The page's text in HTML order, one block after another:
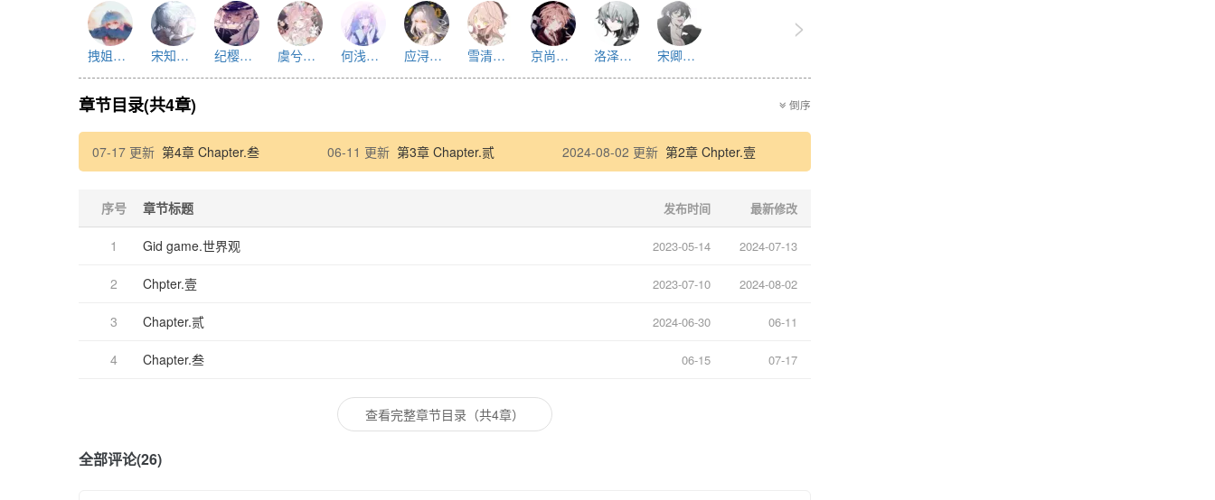
当你已经意识到这场“比赛”其实不过是对他们而言的一场游戏时，一切，都晚了，只能被迫受人摆布，像
一个提线木偶一般…
意义何在？
试图反抗，试图窥探，试图，一起活下去…
可惜，他们不是摆设.
也只可惜，他们的控制能力太强了.
这不禁让人恐惧与惧怕
累了，放弃了，堕落了…
cp待定,或许只有造谣cp【雾】
拽姐反差萌洛 宋知涯.Ari 纪樱缇.Cap 虞兮雁.Vir 何浅玉.Pis 应浔叶.Aqu 雪清秋.Can 京尚御.Sco 洛泽宇.Tau 宋卿离.Sag
>
章节目录(共4章) 倒序
07-17 更新 第4章 Chapter.叁 06-11 更新 第3章 Chapter.贰 2024-08-02 更新 第2章 Chpter.壹
序号 章节标题 发布时间 最新修改
1 Gid game.世界观 2023-05-14 2024-07-13
2 Chpter.壹 2023-07-10 2024-08-02
3 Chapter.贰 2024-06-30 06-11
4 Chapter.叁 06-15 07-17
查看完整章节目录（共4章）
全部评论(26)